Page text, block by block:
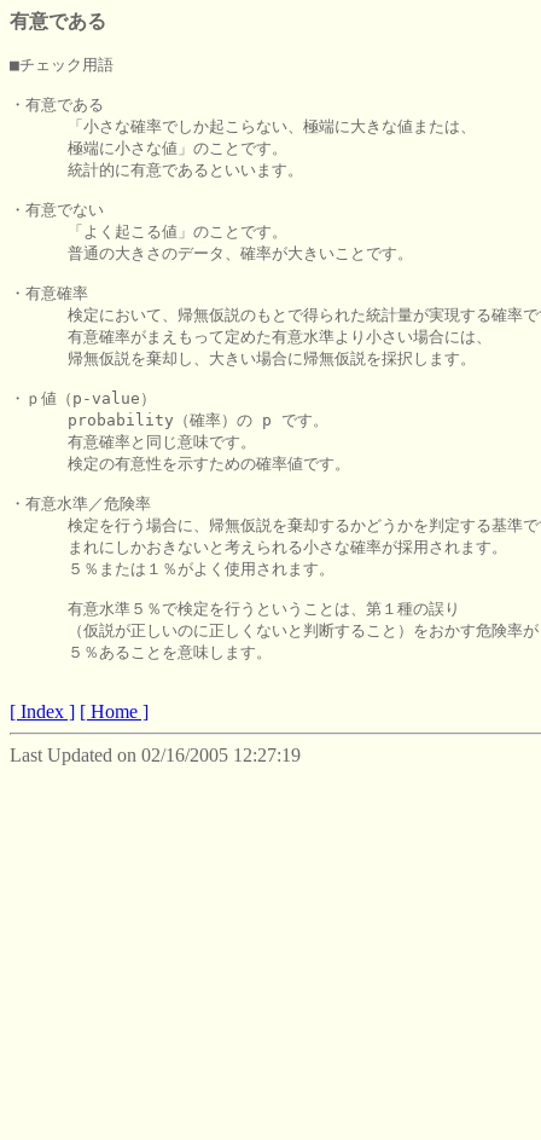
有意である
■チェック用語
・有意である
「小さな確率でしか起こらない、極端に大きな値または、
      極端に小さな値」のことです。
      統計的に有意であるといいます。
・有意でない
「よく起こる値」のことです。
      普通の大きさのデータ、確率が大きいことです。
・有意確率
検定において、帰無仮説のもとで得られた統計量が実現する確率で
      有意確率がまえもって定めた有意水準より小さい場合には、
      帰無仮説を棄却し、大きい場合に帰無仮説を採択します。
・ｐ値（p-value）
probability（確率）の p です。
      有意確率と同じ意味です。
      検定の有意性を示すための確率値です。
・有意水準／危険率
検定を行う場合に、帰無仮説を棄却するかどうかを判定する基準で
      まれにしかおきないと考えられる小さな確率が採用されます。
      ５％または１％がよく使用されます。
      有意水準５％で検定を行うということは、第１種の誤り
      （仮説が正しいのに正しくないと判断すること）をおかす危険率が
      ５％あることを意味します。
[ Index ] [ Home ]
Last Updated on 02/16/2005 12:27:19